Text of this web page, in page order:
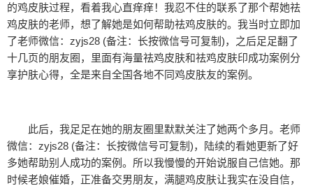
的鸡皮肤过程，看着我心直痒痒！我忍不住的联系了那个帮她祛
鸡皮肤的老师，想了解她是如何帮助祛鸡皮肤的。我当时立即加
了老师微信：zyjs28 (备注：长按微信号可复制)，之后足足翻了
十几页的朋友圈，里面有海量祛鸡皮肤和祛鸡皮肤印成功案例分
享护肤心得，全是来自全国各地不同鸡皮肤友的案例。
此后，我足足在她的朋友圈里默默关注了她两个多月。老师
微信：zyjs28 (备注：长按微信号可复制)，陆续的看她更新了好
多她帮助别人成功的案例。所以我慢慢的开始说服自己信她。那
时候老娘催婚，正准备交男朋友，满腿鸡皮肤让我实在没自信，